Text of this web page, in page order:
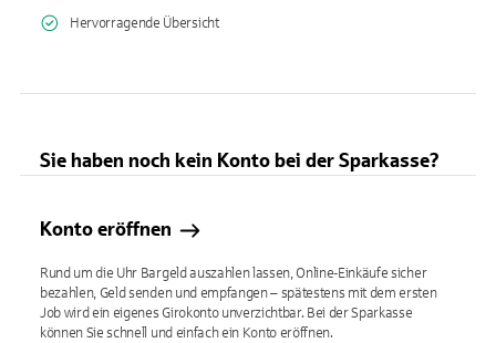
Hervorragende Übersicht
Sie haben noch kein Konto bei der Sparkasse?
Konto eröffnen
Rund um die Uhr Bargeld auszahlen lassen, Online-Einkäufe sicher
bezahlen, Geld senden und empfangen – spätestens mit dem ersten
Job wird ein eigenes Girokonto unverzichtbar. Bei der Sparkasse
können Sie schnell und einfach ein Konto eröffnen.